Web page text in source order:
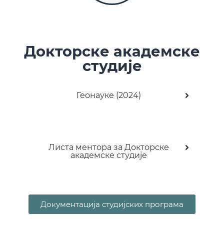
Докторске академске
студије
Геонауке (2024)
Листа ментора за Докторске
академске студије
Документација студијских програма